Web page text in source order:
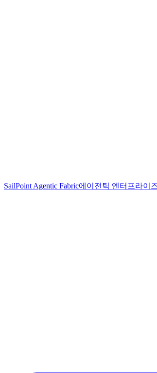
SailPoint Agentic Fabric에이전틱 엔터프라이